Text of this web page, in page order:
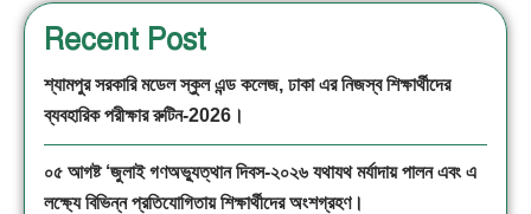
Recent Post
শ্যামপুর সরকারি মডেল স্কুল এন্ড কলেজ, ঢাকা এর নিজস্ব শিক্ষার্থীদের
ব্যবহারিক পরীক্ষার রুটিন-2026।
০৫ আগষ্ট ‘জুলাই গণঅভ্যুত্থান দিবস-২০২৬ যথাযথ মর্যাদায় পালন এবং এ
লক্ষ্যে বিভিন্ন প্রতিযোগিতায় শিক্ষার্থীদের অংশগ্রহণ।